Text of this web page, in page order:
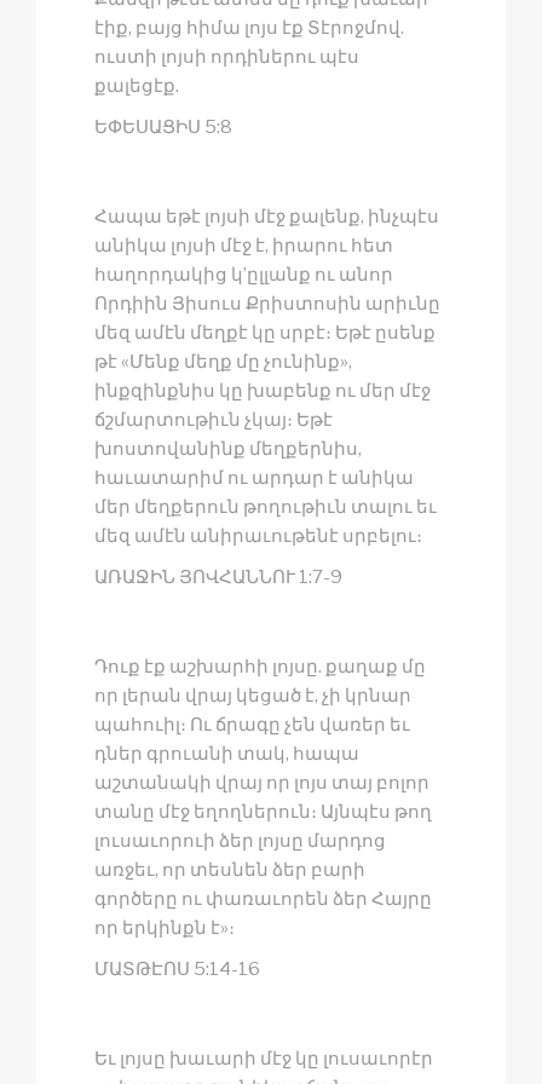
էիք, բայց հիմա լոյս էք Տէրոջմով.
ուստի լոյսի որդիներու պէս
քալեցէք.
ԵՓԵՍԱՑԻՍ 5:8
Հապա եթէ լոյսի մէջ քալենք, ինչպէս
անիկա լոյսի մէջ է, իրարու հետ
հաղորդակից կ’ըլլանք ու անոր
Որդիին Յիսուս Քրիստոսին արիւնը
մեզ ամէն մեղքէ կը սրբէ։ Եթէ ըսենք
թէ «Մենք մեղք մը չունինք»,
ինքզինքնիս կը խաբենք ու մեր մէջ
ճշմարտութիւն չկայ։ Եթէ
խոստովանինք մեղքերնիս,
հաւատարիմ ու արդար է անիկա
մեր մեղքերուն թողութիւն տալու եւ
մեզ ամէն անիրաւութենէ սրբելու։
ԱՌԱՋԻՆ ՅՈՎՀԱՆՆՈՒ 1:7-9
Դուք էք աշխարհի լոյսը. քաղաք մը
որ լերան վրայ կեցած է, չի կրնար
պահուիլ։ Ու ճրագը չեն վառեր եւ
դներ գրուանի տակ, հապա
աշտանակի վրայ որ լոյս տայ բոլոր
տանը մէջ եղողներուն։ Այնպէս թող
լուսաւորուի ձեր լոյսը մարդոց
առջեւ, որ տեսնեն ձեր բարի
գործերը ու փառաւորեն ձեր Հայրը
որ երկինքն է»։
ՄԱՏԹԷՈՍ 5:14-16
Եւ լոյսը խաւարի մէջ կը լուսաւորէր